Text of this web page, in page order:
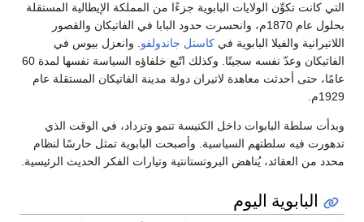
التي كانت تكوِّن الولايات البابوية جزءًا من المملكة الإيطالية المستقلة
بحلول عام 1870م، وانحسرت حدود البابا في الفاتيكان والقصور
اللاتيرانية والفيلا البابوية في كاستل جاندولفو . وانعزل بيوس في
الفاتيكان وعدّ نفسه سجينًا. وكذلك اتّبع خلفاؤه السياسة نفسها لمدة 60
عامًا، حتى أحدثت معاهدة لاتيران دولة مدينة الفاتيكان المستقلة عام
1929م.
وبدأت سلطة البابوات داخل الكنيسة تنمو وتزداد، في الوقت الذي
تدهورت فيه سلطتهم السياسية. وأصبحت البابوية تمثل حارسًا لنظام
محدد من العقائد، يُناهض البروتستانتية وتيارات الفكر الحديث الرئيسية.
البابوية اليوم